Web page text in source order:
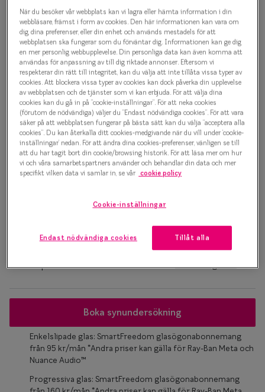
Taberg
Trender
Bold Geometry 0IY1008 C02
Glasögonbåge
1 000 kr
Välj färg:
bordeaux
120-126 mm
Osäker på vilken storlek du har? Se vår Storleksguide
Boka synundersökning
Enkelslipade glas: SmartFreedom glasögonabonnemang
från 95 kr/mån *Andra priser kan gälla för Ray-Ban Meta och
Nuance Audio™
Progressiva glas: SmartFreedom glasögonabonnemang
När du besöker vår webbplats kan vi lagra eller hämta information i din
webbläsare, främst i form av cookies. Den här informationen kan vara om
dig, dina preferenser, eller din enhet och används mestadels för att
webbplatsen ska fungerar som du förväntar dig. Informationen kan ge dig
en mer personlig webbupplevelse. Din personliga data kan även komma att
användas för anpassning av till dig riktade annonser. Eftersom vi
respekterar din rätt till integritet, kan du välja att inte tillåta vissa typer av
cookies. Att blockera vissa typer av cookies kan dock påverka din upplevelse
av webbplatsen och de tjänster som vi kan erbjuda. För att välja dina
cookies kan du gå in på ”cookie-inställningar”. För att neka cookies
(förutom de nödvändiga) väljer du ”Endast nödvändiga cookies”. För att vara
säker på att webbplatsen fungerar på bästa sätt kan du välja ”acceptera alla
cookies”. Du kan återkalla ditt cookies-medgivande när du vill under ’cookie-
inställningar’ nedan. För att ändra dina cookies-preferenser, vänligen se till
att du har tagit bort din cookie/browsing historik. För att läsa mer om hur
vi och våra samarbetspartners använder och behandlar din data och mer
specifikt vilken data vi samlar in, se vår cookie policy
Cookie-inställningar
Endast nödvändiga cookies Tillåt alla